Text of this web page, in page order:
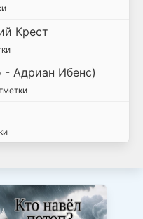
Крест
Адриан Ибенс)